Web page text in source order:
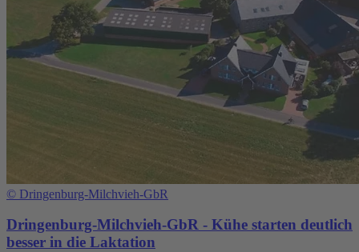
© Dringenburg-Milchvieh-GbR
Dringenburg-Milchvieh-GbR - Kühe starten deutlich
besser in die Laktation